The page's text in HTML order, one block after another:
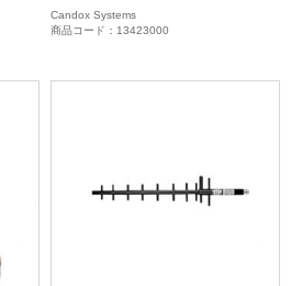
Candox Systems
商品コード：13423000